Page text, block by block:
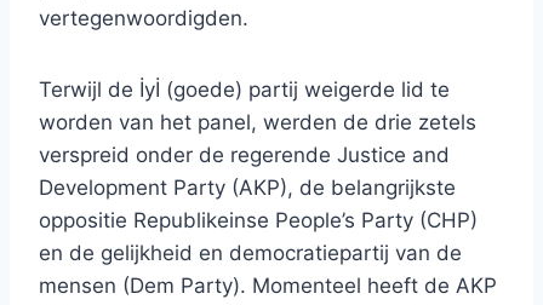
vertegenwoordigden.
Terwijl de İyİ (goede) partij weigerde lid te
worden van het panel, werden de drie zetels
verspreid onder de regerende Justice and
Development Party (AKP), de belangrijkste
oppositie Republikeinse People’s Party (CHP)
en de gelijkheid en democratiepartij van de
mensen (Dem Party). Momenteel heeft de AKP